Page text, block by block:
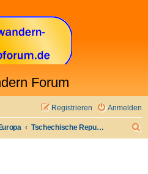
Forum
Anmelden
Registrieren
Tschechische Republik, Tschechien, Slowakei